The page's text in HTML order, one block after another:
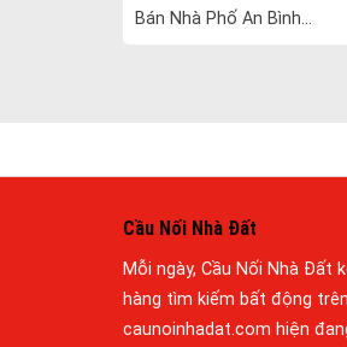
Bán Nhà Phố An Bình...
Cầu Nối Nhà Đất
Mỗi ngày, Cầu Nối Nhà Đất
hàng tìm kiếm bất động
caunoinhadat.com hiện